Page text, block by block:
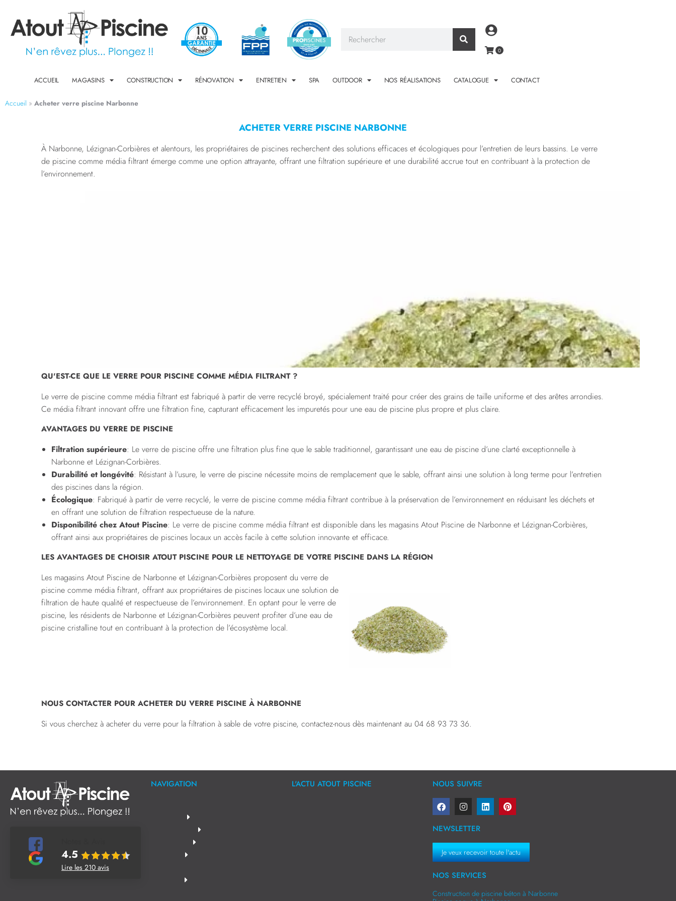
ACCUEIL MAGASINS CONSTRUCTION RÉNOVATION ENTRETIEN SPA OUTDOOR NOS RÉALISATIONS CATALOGUE CONTACT
Accueil » Acheter verre piscine Narbonne
ACHETER VERRE PISCINE NARBONNE
À Narbonne, Lézignan-Corbières et alentours, les propriétaires de piscines recherchent des solutions efficaces et écologiques pour l’entretien de leurs bassins. Le verre
de piscine comme média filtrant émerge comme une option attrayante, offrant une filtration supérieure et une durabilité accrue tout en contribuant à la protection de
l’environnement.
QU'EST-CE QUE LE VERRE POUR PISCINE COMME MÉDIA FILTRANT ?
Le verre de piscine comme média filtrant est fabriqué à partir de verre recyclé broyé, spécialement traité pour créer des grains de taille uniforme et des arêtes arrondies.
Ce média filtrant innovant offre une filtration fine, capturant efficacement les impuretés pour une eau de piscine plus propre et plus claire.
AVANTAGES DU VERRE DE PISCINE
Filtration supérieure: Le verre de piscine offre une filtration plus fine que le sable traditionnel, garantissant une eau de piscine d’une clarté exceptionnelle à
Narbonne et Lézignan-Corbières.
Durabilité et longévité: Résistant à l’usure, le verre de piscine nécessite moins de remplacement que le sable, offrant ainsi une solution à long terme pour l’entretien
des piscines dans la région.
Écologique: Fabriqué à partir de verre recyclé, le verre de piscine comme média filtrant contribue à la préservation de l’environnement en réduisant les déchets et
en offrant une solution de filtration respectueuse de la nature.
Disponibilité chez Atout Piscine: Le verre de piscine comme média filtrant est disponible dans les magasins Atout Piscine de Narbonne et Lézignan-Corbières,
offrant ainsi aux propriétaires de piscines locaux un accès facile à cette solution innovante et efficace.
LES AVANTAGES DE CHOISIR ATOUT PISCINE POUR LE NETTOYAGE DE VOTRE PISCINE DANS LA RÉGION
Les magasins Atout Piscine de Narbonne et Lézignan-Corbières proposent du verre de
piscine comme média filtrant, offrant aux propriétaires de piscines locaux une solution de
filtration de haute qualité et respectueuse de l’environnement. En optant pour le verre de
piscine, les résidents de Narbonne et Lézignan-Corbières peuvent profiter d’une eau de
piscine cristalline tout en contribuant à la protection de l’écosystème local.
NOUS CONTACTER POUR ACHETER DU VERRE PISCINE À NARBONNE
Si vous cherchez à acheter du verre pour la filtration à sable de votre piscine, contactez-nous dès maintenant au 04 68 93 73 36.
4.5
Lire les 210 avis
NAVIGATION L'ACTU ATOUT PISCINE NOUS SUIVRE
NEWSLETTER
Je veux recevoir toute l'actu
NOS SERVICES
Construction de piscine béton à Narbonne